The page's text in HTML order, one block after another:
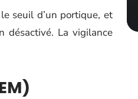
seuil d’un portique, et
désactivé. La vigilance